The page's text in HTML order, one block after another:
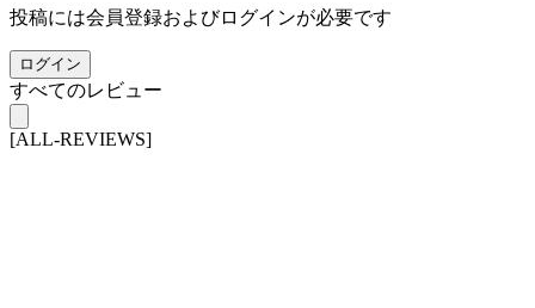
投稿には会員登録およびログインが必要です
ログイン
すべてのレビュー
[ALL-REVIEWS]